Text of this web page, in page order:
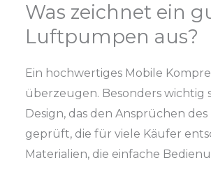
Was zeichnet ein
Luftpumpen aus?
Ein hochwertiges Mobile
überzeugen. Besonders wichtig
Design, das den Ansprüchen
geprüft, die für viele Käufer
Materialien, die einfache